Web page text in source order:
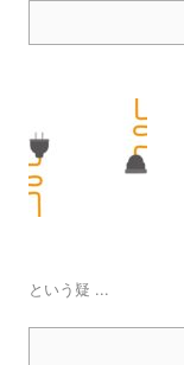
という疑 ...